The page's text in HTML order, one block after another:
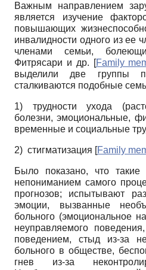
Важным направлением
является изучение
повышающих
инвалидности одного из ее
членами семьи,
Фитрясари и др. [Family
выделили две группы
сталкиваются подобные
1) трудности ухода
болезни, эмоциональные,
временные и социальные
2) стигматизация [Family
Было показано, что такие
непониманием самого
прогнозов; испытывают
эмоции, вызванные
больного (эмоциональное
неуправляемого
поведением, стыд из-за
больного в обществе,
гнев из-за